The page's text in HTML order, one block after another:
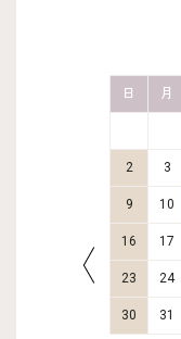
日 月
2 3
9 10
16 17
23 24
30 31